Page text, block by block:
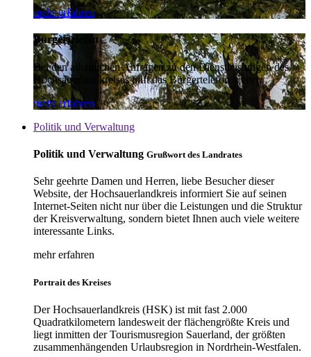
mehr erfahren
Bürgertelefon
Bei den alltäglichen Anfragen zu den Dienstleistungen des
Hochsauerlandkreises hilft das Bürgertelefon weiter.
mehr erfahren
Politik und Verwaltung
Politik und Verwaltung Grußwort des Landrates
Sehr geehrte Damen und Herren, liebe Besucher dieser
Website, der Hochsauerlandkreis informiert Sie auf seinen
Internet-Seiten nicht nur über die Leistungen und die Struktur
der Kreisverwaltung, sondern bietet Ihnen auch viele weitere
interessante Links.
mehr erfahren
Portrait des Kreises
Der Hochsauerlandkreis (HSK) ist mit fast 2.000
Quadratkilometern landesweit der flächengrößte Kreis und
liegt inmitten der Tourismusregion Sauerland, der größten
zusammenhängenden Urlaubsregion in Nordrhein-Westfalen.